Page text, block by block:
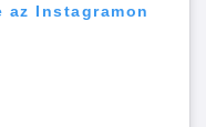
az Instagramon